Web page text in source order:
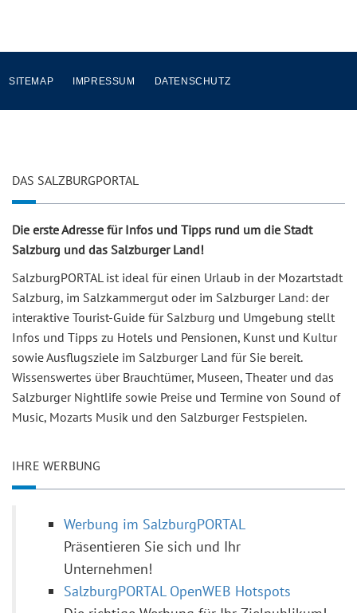
SITEMAP IMPRESSUM DATENSCHUTZ
DAS SALZBURGPORTAL
Die erste Adresse für Infos und Tipps rund um die Stadt
Salzburg und das Salzburger Land!
SalzburgPORTAL ist ideal für einen Urlaub in der Mozartstadt
Salzburg, im Salzkammergut oder im Salzburger Land: der
interaktive Tourist-Guide für Salzburg und Umgebung stellt
Infos und Tipps zu Hotels und Pensionen, Kunst und Kultur
sowie Ausflugsziele im Salzburger Land für Sie bereit.
Wissenswertes über Brauchtümer, Museen, Theater und das
Salzburger Nightlife sowie Preise und Termine von Sound of
Music, Mozarts Musik und den Salzburger Festspielen.
IHRE WERBUNG
Werbung im SalzburgPORTAL
Präsentieren Sie sich und Ihr
Unternehmen!
SalzburgPORTAL OpenWEB Hotspots